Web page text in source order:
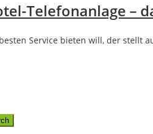
Telefonanlage –
Service bieten will, der stellt